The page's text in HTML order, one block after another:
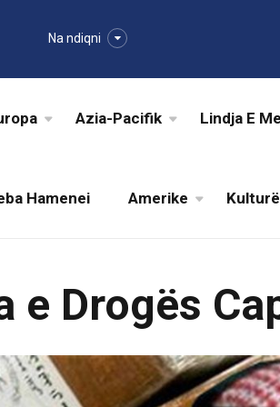
Na ndiqni
Azia-Pacifik Lindja E
Hamenei Amerike
e Drogës